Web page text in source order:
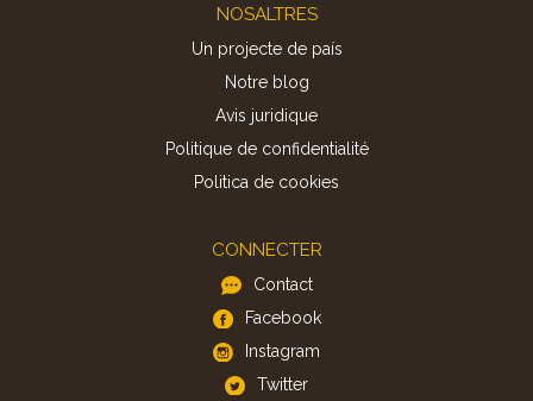
NOSALTRES
Un projecte de país
Notre blog
Avis juridique
Politique de confidentialité
Politica de cookies
CONNECTER
Contact
Facebook
Instagram
Twitter